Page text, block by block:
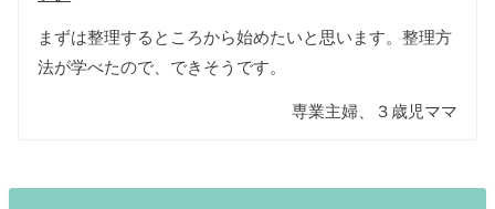
まずは整理するところから始めたいと思います。整理方
法が学べたので、できそうです。
専業主婦、３歳児ママ